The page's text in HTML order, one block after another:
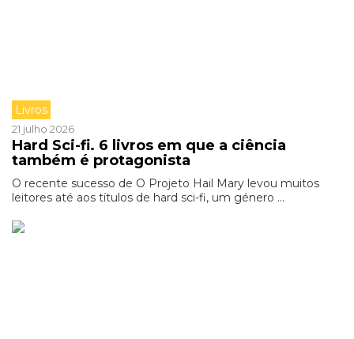
Livros
21 julho 2026
Hard Sci-fi. 6 livros em que a ciência
também é protagonista
O recente sucesso de O Projeto Hail Mary levou muitos
leitores até aos títulos de hard sci-fi, um género ...